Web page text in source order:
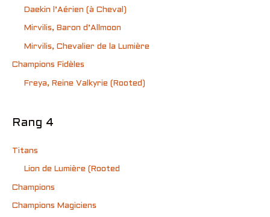
Daekin l’Aérien (à Cheval)
Mirvilis, Baron d’Allmoon
Mirvilis, Chevalier de la Lumière
Champions Fidèles
Freya, Reine Valkyrie (Rooted)
Rang 4
Titans
Lion de Lumière (Rooted
Champions
Champions Magiciens